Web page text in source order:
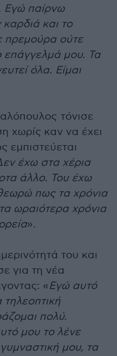
Εγώ παίρνω
και το
πρεμούρα ούτε
επάγγελμά μου. Τα
όλα. Είμαι
τόνισε
χωρίς καν να έχει
εμπιστεύεται
έχω στα χέρια
άλλο. Του έχω
πως τα χρόνια
ωραιότερα χρόνια
».
του και
για τη νέα
«Εγώ αυτό
πολύ.
μου το λένε
μου, τα